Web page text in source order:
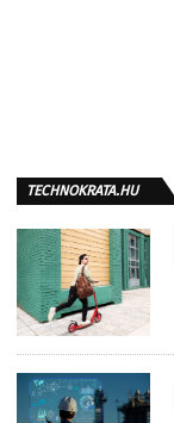
TECHNOKRATA.HU